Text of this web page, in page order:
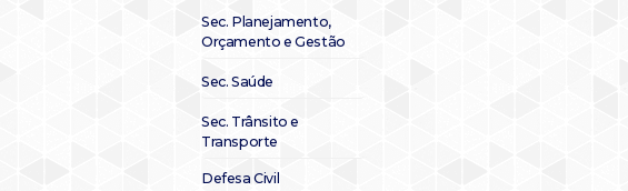
Sec. Planejamento,
Orçamento e Gestão
Sec. Saúde
Sec. Trânsito e
Transporte
Defesa Civil